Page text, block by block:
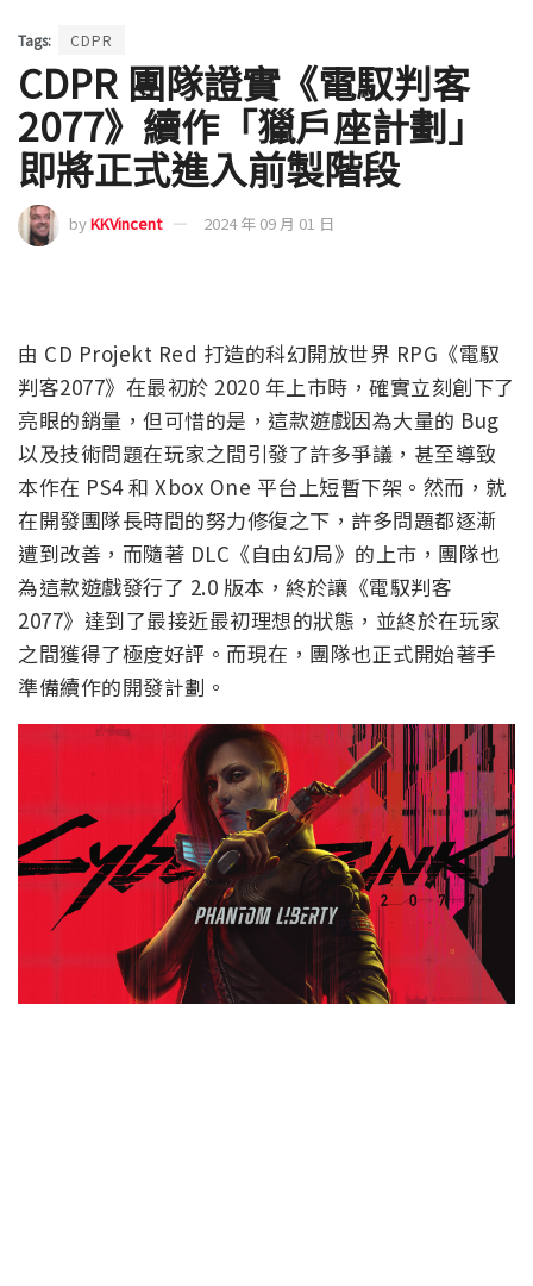
Tags: CDPR
CDPR 團隊證實《電馭判客
2077》續作「獵戶座計劃」
即將正式進入前製階段
byKKVincent 2024 年 09 月 01 日
由 CD Projekt Red 打造的科幻開放世界 RPG《電馭
判客2077》在最初於 2020 年上市時，確實立刻創下了
亮眼的銷量，但可惜的是，這款遊戲因為大量的 Bug
以及技術問題在玩家之間引發了許多爭議，甚至導致
本作在 PS4 和 Xbox One 平台上短暫下架。然而，就
在開發團隊長時間的努力修復之下，許多問題都逐漸
遭到改善，而隨著 DLC《自由幻局》的上市，團隊也
為這款遊戲發行了 2.0 版本，終於讓《電馭判客
2077》達到了最接近最初理想的狀態，並終於在玩家
之間獲得了極度好評。而現在，團隊也正式開始著手
準備續作的開發計劃。